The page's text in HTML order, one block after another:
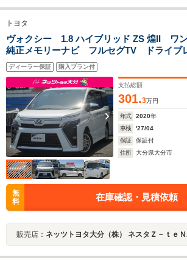
トヨタ
ヴォクシー 1.8 ハイブリッド ZS 煌II ワ
純正メモリーナビ フルセグTV ドライ
シートヒーター ETC 純正アルミ 両側電
ドア
ディーラー保証 購入プラン付
支払総額
301.3万円
年式 2020年
車検
'27/04
保証
保証付
住所
大分県大分市
無
料
在庫確認・見積依頼
販売店： ネッツトヨタ大分（株） ネスタＺ－ｔｅ